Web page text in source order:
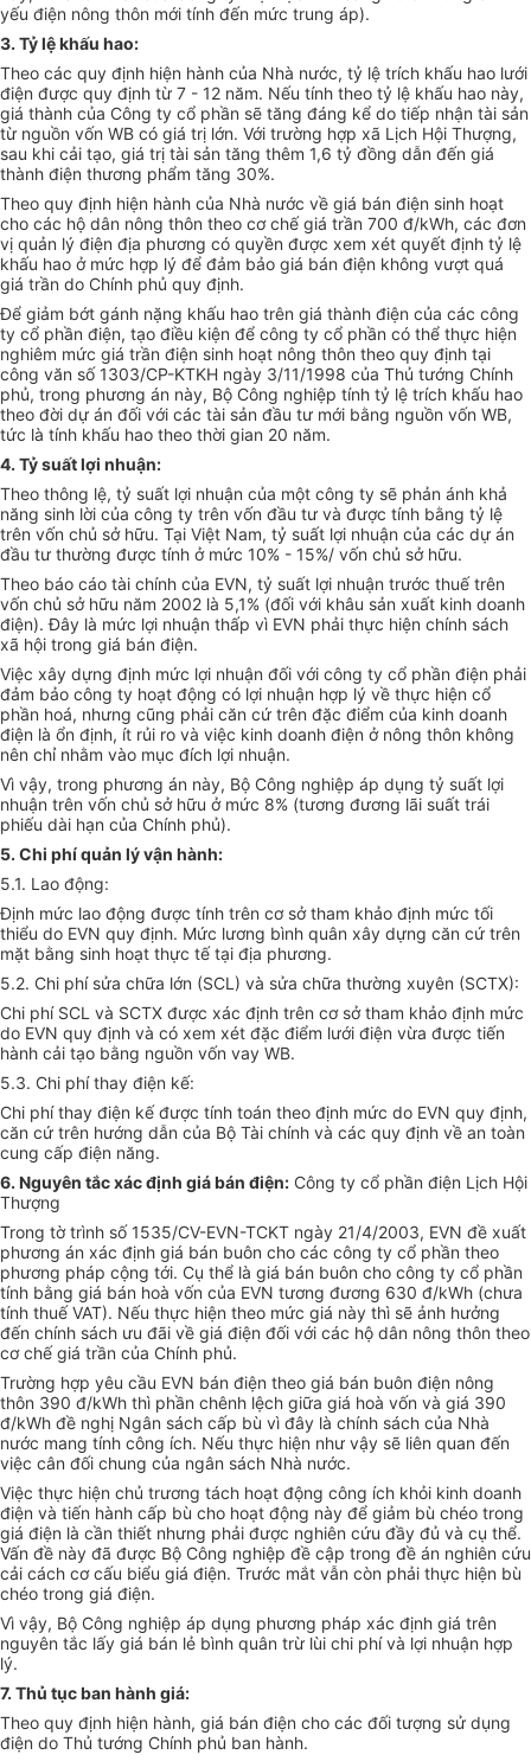
yếu điện nông thôn mới tính đến mức trung áp).
3. Tỷ lệ khấu hao:
Theo các quy định hiện hành của Nhà nước, tỷ lệ trích khấu hao lưới
điện được quy định từ 7 - 12 năm. Nếu tính theo tỷ lệ khấu hao này,
giá thành của Công ty cổ phần sẽ tăng đáng kể do tiếp nhận tài sản
từ nguồn vốn WB có giá trị lớn. Với trường hợp xã Lịch Hội Thượng,
sau khi cải tạo, giá trị tài sản tăng thêm 1,6 tỷ đồng dẫn đến giá
thành điện thương phẩm tăng 30%.
Theo quy định hiện hành của Nhà nước về giá bán điện sinh hoạt
cho các hộ dân nông thôn theo cơ chế giá trần 700 đ/kWh, các đơn
vị quản lý điện địa phương có quyền được xem xét quyết định tỷ lệ
khấu hao ở mức hợp lý để đảm bảo giá bán điện không vượt quá
giá trần do Chính phủ quy định.
Để giảm bớt gánh nặng khấu hao trên giá thành điện của các công
ty cổ phần điện, tạo điều kiện để công ty cổ phần có thể thực hiện
nghiêm mức giá trần điện sinh hoạt nông thôn theo quy định tại
công văn số 1303/CP-KTKH ngày 3/11/1998 của Thủ tướng Chính
phủ, trong phương án này, Bộ Công nghiệp tính tỷ lệ trích khấu hao
theo đời dự án đối với các tài sản đầu tư mới bằng nguồn vốn WB,
tức là tính khấu hao theo thời gian 20 năm.
4. Tỷ suất lợi nhuận:
Theo thông lệ, tỷ suất lợi nhuận của một công ty sẽ phản ánh khả
năng sinh lời của công ty trên vốn đầu tư và được tính bằng tỷ lệ
trên vốn chủ sở hữu. Tại Việt Nam, tỷ suất lợi nhuận của các dự án
đầu tư thường được tính ở mức 10% - 15%/ vốn chủ sở hữu.
Theo báo cáo tài chính của EVN, tỷ suất lợi nhuận trước thuế trên
vốn chủ sở hữu năm 2002 là 5,1% (đối với khâu sản xuất kinh doanh
điện). Đây là mức lợi nhuận thấp vì EVN phải thực hiện chính sách
xã hội trong giá bán điện.
Việc xây dựng định mức lợi nhuận đối với công ty cổ phần điện phải
đảm bảo công ty hoạt động có lợi nhuận hợp lý về thực hiện cổ
phần hoá, nhưng cũng phải căn cứ trên đặc điểm của kinh doanh
điện là ổn định, ít rủi ro và việc kinh doanh điện ở nông thôn không
nên chỉ nhằm vào mục đích lợi nhuận.
Vì vậy, trong phương án này, Bộ Công nghiệp áp dụng tỷ suất lợi
nhuận trên vốn chủ sở hữu ở mức 8% (tương đương lãi suất trái
phiếu dài hạn của Chính phủ).
5. Chi phí quản lý vận hành:
5.1. Lao động:
Định mức lao động được tính trên cơ sở tham khảo định mức tối
thiểu do EVN quy định. Mức lương bình quân xây dựng căn cứ trên
mặt bằng sinh hoạt thực tế tại địa phương.
5.2. Chi phí sửa chữa lớn (SCL) và sửa chữa thường xuyên (SCTX):
Chi phí SCL và SCTX được xác định trên cơ sở tham khảo định mức
do EVN quy định và có xem xét đặc điểm lưới điện vừa được tiến
hành cải tạo bằng nguồn vốn vay WB.
5.3. Chi phí thay điện kế:
Chi phí thay điện kế được tính toán theo định mức do EVN quy định,
căn cứ trên hướng dẫn của Bộ Tài chính và các quy định về an toàn
cung cấp điện năng.
6. Nguyên tắc xác định giá bán điện: Công ty cổ phần điện Lịch Hội
Thượng
Trong tờ trình số 1535/CV-EVN-TCKT ngày 21/4/2003, EVN đề xuất
phương án xác định giá bán buôn cho các công ty cổ phần theo
phương pháp cộng tới. Cụ thể là giá bán buôn cho công ty cổ phần
tính bằng giá bán hoà vốn của EVN tương đương 630 đ/kWh (chưa
tính thuế VAT). Nếu thực hiện theo mức giá này thì sẽ ảnh hưởng
đến chính sách ưu đãi về giá điện đối với các hộ dân nông thôn theo
cơ chế giá trần của Chính phủ.
Trường hợp yêu cầu EVN bán điện theo giá bán buôn điện nông
thôn 390 đ/kWh thì phần chênh lệch giữa giá hoà vốn và giá 390
đ/kWh đề nghị Ngân sách cấp bù vì đây là chính sách của Nhà
nước mang tính công ích. Nếu thực hiện như vậy sẽ liên quan đến
việc cân đối chung của ngân sách Nhà nước.
Việc thực hiện chủ trương tách hoạt động công ích khỏi kinh doanh
điện và tiến hành cấp bù cho hoạt động này để giảm bù chéo trong
giá điện là cần thiết nhưng phải được nghiên cứu đầy đủ và cụ thể.
Vấn đề này đã được Bộ Công nghiệp đề cập trong đề án nghiên cứu
cải cách cơ cấu biểu giá điện. Trước mắt vẫn còn phải thực hiện bù
chéo trong giá điện.
Vì vậy, Bộ Công nghiệp áp dụng phương pháp xác định giá trên
nguyên tắc lấy giá bán lẻ bình quân trừ lùi chi phí và lợi nhuận hợp
lý.
7. Thủ tục ban hành giá:
Theo quy định hiện hành, giá bán điện cho các đối tượng sử dụng
điện do Thủ tướng Chính phủ ban hành.